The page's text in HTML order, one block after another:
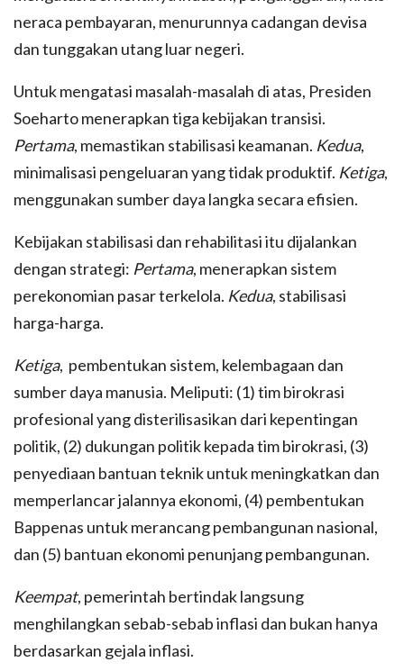
neraca pembayaran, menurunnya cadangan devisa
dan tunggakan utang luar negeri.
Untuk mengatasi masalah-masalah di atas, Presiden
Soeharto menerapkan tiga kebijakan transisi.
Pertama, memastikan stabilisasi keamanan. Kedua,
minimalisasi pengeluaran yang tidak produktif. Ketiga,
menggunakan sumber daya langka secara efisien.
Kebijakan stabilisasi dan rehabilitasi itu dijalankan
dengan strategi: Pertama, menerapkan sistem
perekonomian pasar terkelola. Kedua, stabilisasi
harga-harga.
Ketiga, pembentukan sistem, kelembagaan dan
sumber daya manusia. Meliputi: (1) tim birokrasi
profesional yang disterilisasikan dari kepentingan
politik, (2) dukungan politik kepada tim birokrasi, (3)
penyediaan bantuan teknik untuk meningkatkan dan
memperlancar jalannya ekonomi, (4) pembentukan
Bappenas untuk merancang pembangunan nasional,
dan (5) bantuan ekonomi penunjang pembangunan.
Keempat, pemerintah bertindak langsung
menghilangkan sebab-sebab inflasi dan bukan hanya
berdasarkan gejala inflasi.